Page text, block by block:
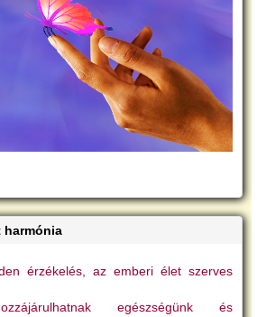
harmónia
érzékelés, az emberi élet szerves
egészségünk és